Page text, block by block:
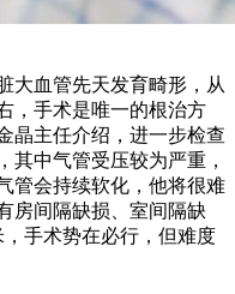
大血管先天发育畸形，从
，手术是唯一的根治方
晶主任介绍，进一步检查
其中气管受压较为严重，
管会持续软化，他将很难
房间隔缺损、室间隔缺
手术势在必行，但难度